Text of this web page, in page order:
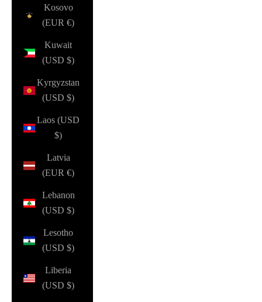
Kosovo
(EUR €)
Kuwait
(USD $)
Kyrgyzstan
(USD $)
Laos (USD
$)
Latvia
(EUR €)
Lebanon
(USD $)
Lesotho
(USD $)
Liberia
(USD $)